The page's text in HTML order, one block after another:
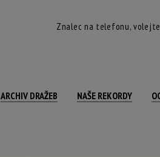
Znalec na telefonu, volejte
ARCHIV DRAŽEB NAŠE REKORDY